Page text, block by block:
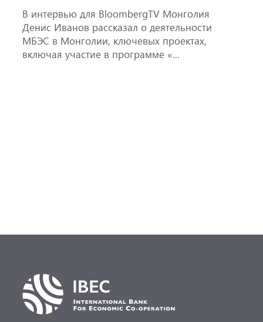
В интервью для BloombergTV Монголия
Денис Иванов рассказал о деятельности
МБЭС в Монголии, ключевых проектах,
включая участие в программе «...